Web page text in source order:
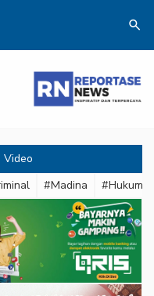
search
Video
#Madina #Hukum